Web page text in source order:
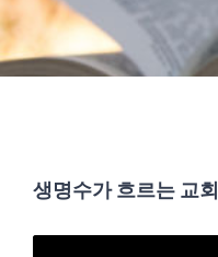
생명수가 흐르는 교회